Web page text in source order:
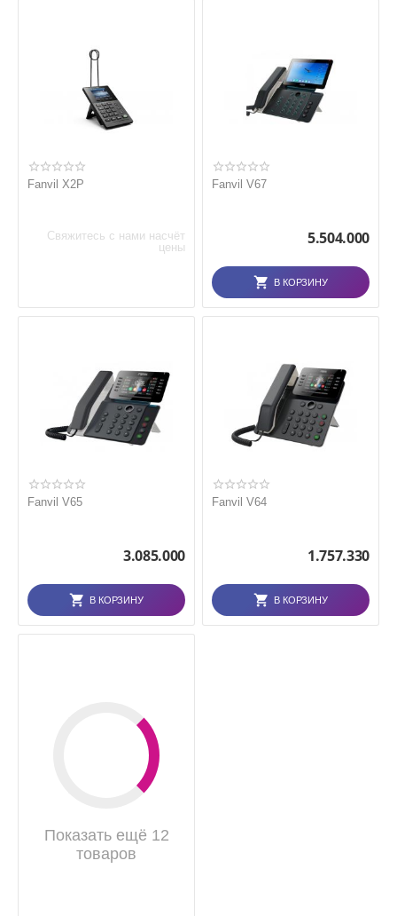
Fanvil X2P
Свяжитесь с нами насчёт
цены
Fanvil V67
5.504.000
В КОРЗИНУ
Fanvil V65
3.085.000
В КОРЗИНУ
Fanvil V64
1.757.330
В КОРЗИНУ
Показать ещё 12
товаров